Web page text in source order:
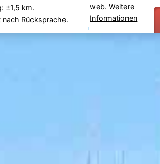
: ±1,5 km.
nach Rücksprache.
web.Weitere
Informationen